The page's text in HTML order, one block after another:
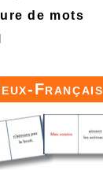
de mots
Français